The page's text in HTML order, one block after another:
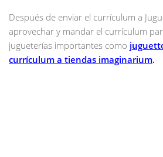
Después de enviar el currículum a
aprovechar y mandar el currículum
jugueterías importantes como
currículum a tiendas imaginarium.